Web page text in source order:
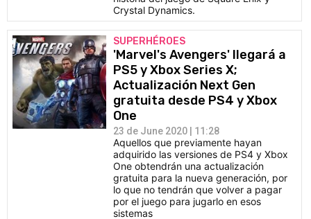
Crystal Dynamics.
SUPERHÉROES
'Marvel's Avengers' llegará a
PS5 y Xbox Series X;
Actualización Next Gen
gratuita desde PS4 y Xbox
One
23 de June 2020 | 11:28
Aquellos que previamente hayan
adquirido las versiones de PS4 y Xbox
One obtendrán una actualización
gratuita para la nueva generación, por
lo que no tendrán que volver a pagar
por el juego para jugarlo en esos
sistemas